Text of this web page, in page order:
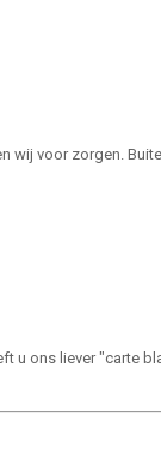
wij voor zorgen.
u ons liever "carte